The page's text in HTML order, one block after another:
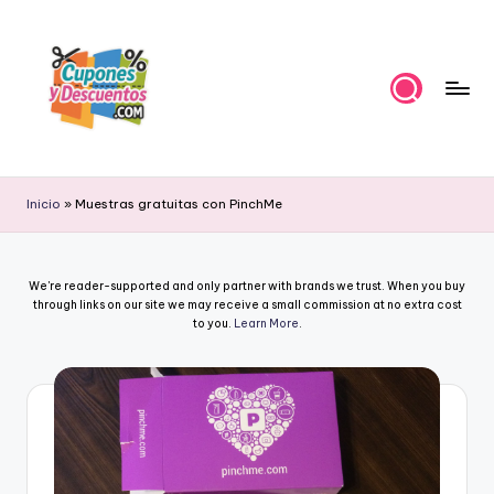
content
u
p
o
n
s
estas
y
descuentos
Inicio » Muestras gratuitas con PinchMe
We're reader-supported and only partner with brands we trust. When you buy
through links on our site we may receive a small commission at no extra cost
to you. Learn More.